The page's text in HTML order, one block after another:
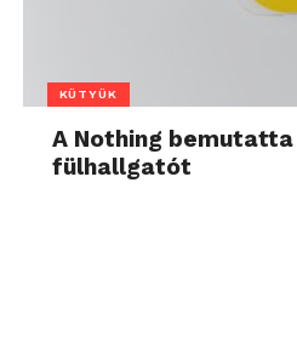
KÜTYÜK
A Nothing bemutatta
fülhallgatót